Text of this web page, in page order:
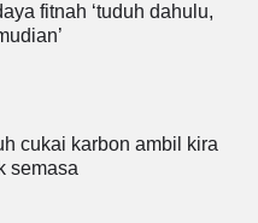
fitnah ‘tuduh dahulu,
cukai karbon ambil kira
semasa